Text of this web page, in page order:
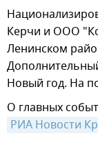
Керчи и ООО
Ленинском
Новый год. На
О главных
РИА Новости